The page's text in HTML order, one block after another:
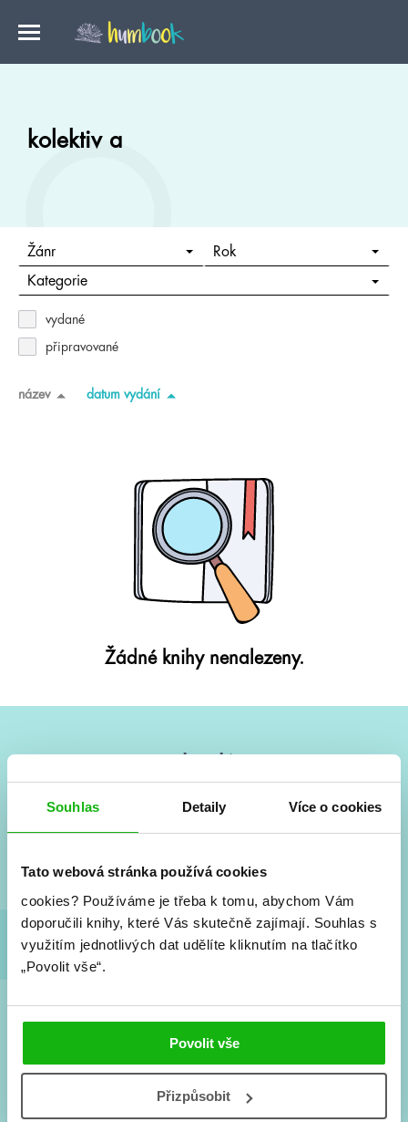
Souhlas Detaily Více o cookies
Tato webová stránka používá cookies
cookies? Používáme je třeba k tomu, abychom Vám
doporučili knihy, které Vás skutečně zajímají. Souhlas s
využitím jednotlivých dat udělíte kliknutím na tlačítko
„Povolit vše“.
Povolit vše
Přizpůsobit
kolektiv a
Žánr Rok
Kategorie
vydané
připravované
název datum vydání
Žádné knihy nenalezeny.
Vše kolem #youngadult každý měsíc rovnou do mailu!
a seriálové adaptace a další.
Souhlasím spodmínkami zpracování osobních údajů
Tvá e-mailová adresa je u nás v bezpečí. Přečti si